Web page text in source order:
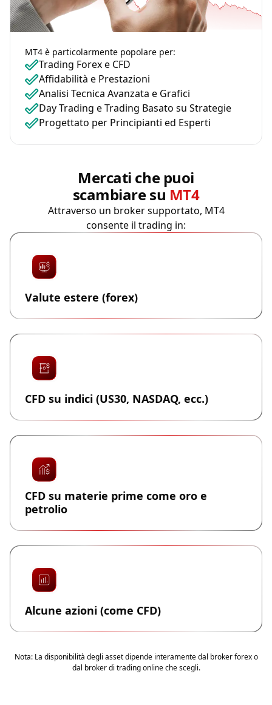
MT4 è particolarmente popolare per:
Trading Forex e CFD
Affidabilità e Prestazioni
Analisi Tecnica Avanzata e Grafici
Day Trading e Trading Basato su Strategie
Progettato per Principianti ed Esperti
Mercati che puoi
scambiare su MT4
Attraverso un broker supportato, MT4
consente il trading in:
Valute estere (forex)
CFD su indici (US30, NASDAQ, ecc.)
CFD su materie prime come oro e
petrolio
Alcune azioni (come CFD)
Nota: La disponibilità degli asset dipende interamente dal broker forex o
dal broker di trading online che scegli.